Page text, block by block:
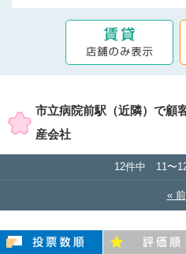
市立病院前駅（近隣）で顧
産会社
12件中 11〜
« 前